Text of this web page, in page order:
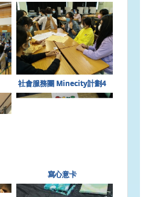
社會服務團 Minecity計劃4
寫心意卡